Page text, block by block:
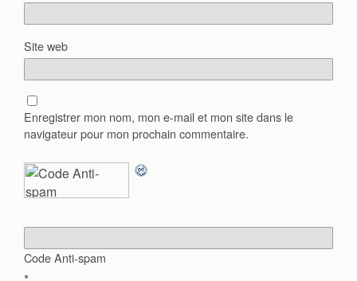
Site web
Enregistrer mon nom, mon e-mail et mon site dans le
navigateur pour mon prochain commentaire.
Code Anti-spam